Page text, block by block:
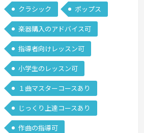
ら、ビブラート・タンギング・ブレスコ
ントロール・指使いなどの様々なテクニ
ック、表現の仕方、アレンジの工夫、他
の楽器とのアンサンブルについてなどな
ど、みなさんの鍵盤ハーモニカ演奏がよ
り充実したものになるように多彩な内容
を扱っ…
続きを見る »
クラシック ポップス
楽器購入のアドバイス可
指導者向けレッスン可
小学生のレッスン可
１曲マスターコースあり
じっくり上達コースあり
作曲の指導可